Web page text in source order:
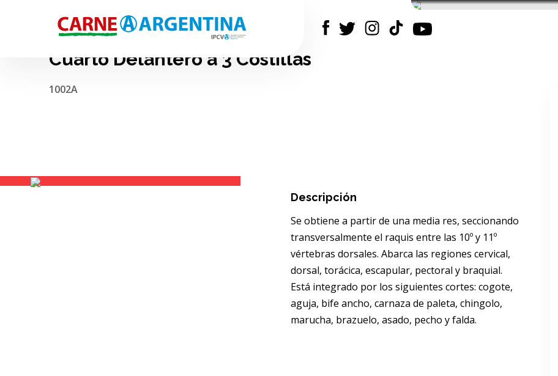
Cuarto Delantero a 3 Costillas
1002A
Descripción
Se obtiene a partir de una media res, seccionando
transversalmente el raquis entre las 10º y 11º
vértebras dorsales. Abarca las regiones cervical,
dorsal, torácica, escapular, pectoral y braquial.
Está integrado por los siguientes cortes: cogote,
aguja, bife ancho, carnaza de paleta, chingolo,
marucha, brazuelo, asado, pecho y falda.